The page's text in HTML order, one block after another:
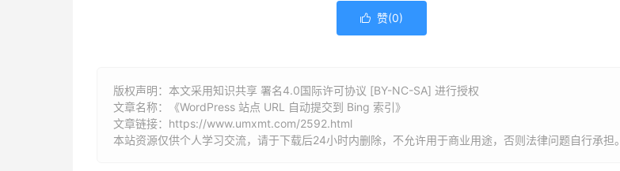
 赞(0)
版权声明：本文采用知识共享 署名4.0国际许可协议 [BY-NC-SA] 进行授权
文章名称：《WordPress 站点 URL 自动提交到 Bing 索引》
文章链接： https://www.umxmt.com/2592.html
本站资源仅供个人学习交流，请于下载后24小时内删除，不允许用于商业用途，否则法律问题自行承担。